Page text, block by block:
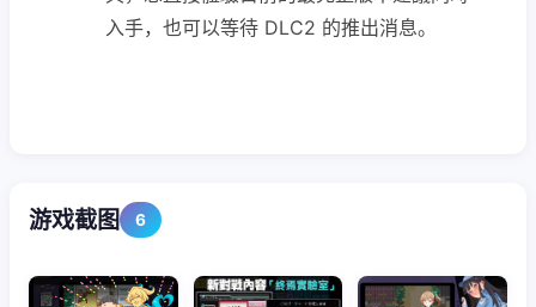
入手，也可以等待 DLC2 的推出消息。
游戏截图 6